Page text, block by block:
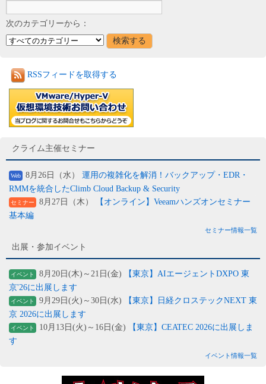
次のカテゴリーから：
RSSフィードを取得する
クライム主催セミナー
Web 8月26日（水） 運用の複雑化を解消！バックアップ・EDR・
RMMを統合したClimb Cloud Backup & Security
セミナー 8月27日（木）
【オンライン】Veeamハンズオンセミナー
基本編
セミナー情報一覧
出展・参加イベント
イベント 8月20日(木)～21日(金)
【東京】AIエージェントDXPO 東
京'26に出展します
イベント 9月29日(火)～30日(水)
【東京】日経クロステックNEXT 東
京 2026に出展します
イベント 10月13日(火)～16日(金)
【東京】CEATEC 2026に出展しま
す
イベント情報一覧